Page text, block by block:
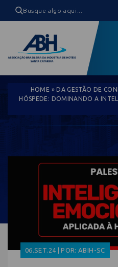
HOME »DA GESTÃO DE
HÓSPEDE: DOMINANDO A
06.SET.24 | POR: ABIH-SC